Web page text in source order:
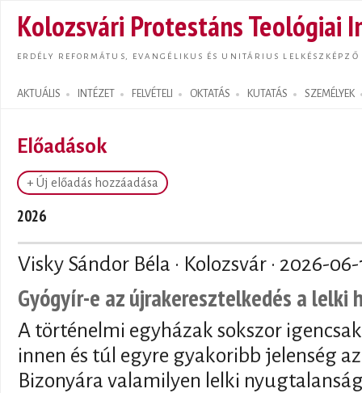
Kolozsvári Protestáns Teológiai
ERDÉLY REFORMÁTUS, EVANGÉLIKUS ÉS UNITÁRIUS LELKÉSZKÉPZŐ
AKTUÁLIS INTÉZET FELVÉTELI OKTATÁS KUTATÁS SZEMÉLYEK
Search form
Előadások
+ Új előadás hozzáadása
2026
Visky Sándor Béla · Kolozsvár · 2026-06-
Gyógyír-e az újrakeresztelkedés a lelki
A történelmi egyházak sokszor
innen és túl egyre gyakoribb jelenség
Bizonyára valamilyen lelki